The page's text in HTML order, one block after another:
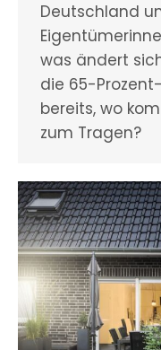
Deutschland
was ändert
die 65-
bereits, wo
zum Tragen?